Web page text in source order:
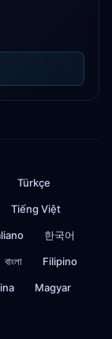
Türkçe
Tiếng Việt
한국어
বাংলা Filipino
Magyar